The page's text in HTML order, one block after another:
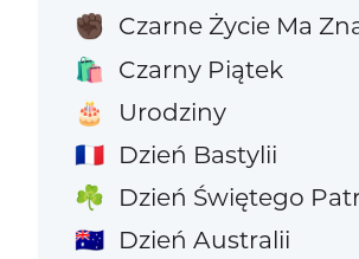
✊🏿 Czarne Życie Ma
🛍️ Czarny Piątek
🎂 Urodziny
🇫🇷 Dzień Bastylii
☘️ Dzień Świętego
🇦🇺 Dzień Australii